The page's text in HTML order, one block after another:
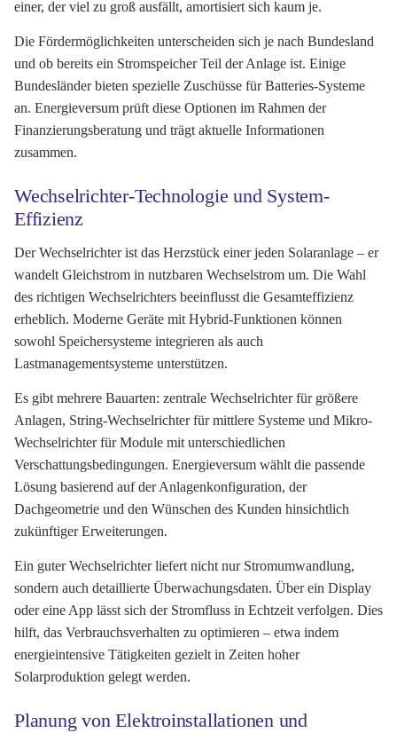
einer, der viel zu groß ausfällt, amortisiert sich kaum je.
Die Fördermöglichkeiten unterscheiden sich je nach Bundesland
und ob bereits ein Stromspeicher Teil der Anlage ist. Einige
Bundesländer bieten spezielle Zuschüsse für Batteries-Systeme
an. Energieversum prüft diese Optionen im Rahmen der
Finanzierungsberatung und trägt aktuelle Informationen
zusammen.
Wechselrichter-Technologie und System-
Effizienz
Der Wechselrichter ist das Herzstück einer jeden Solaranlage – er
wandelt Gleichstrom in nutzbaren Wechselstrom um. Die Wahl
des richtigen Wechselrichters beeinflusst die Gesamteffizienz
erheblich. Moderne Geräte mit Hybrid-Funktionen können
sowohl Speichersysteme integrieren als auch
Lastmanagementsysteme unterstützen.
Es gibt mehrere Bauarten: zentrale Wechselrichter für größere
Anlagen, String-Wechselrichter für mittlere Systeme und Mikro-
Wechselrichter für Module mit unterschiedlichen
Verschattungsbedingungen. Energieversum wählt die passende
Lösung basierend auf der Anlagenkonfiguration, der
Dachgeometrie und den Wünschen des Kunden hinsichtlich
zukünftiger Erweiterungen.
Ein guter Wechselrichter liefert nicht nur Stromumwandlung,
sondern auch detaillierte Überwachungsdaten. Über ein Display
oder eine App lässt sich der Stromfluss in Echtzeit verfolgen. Dies
hilft, das Verbrauchsverhalten zu optimieren – etwa indem
energieintensive Tätigkeiten gezielt in Zeiten hoher
Solarproduktion gelegt werden.
Planung von Elektroinstallationen und